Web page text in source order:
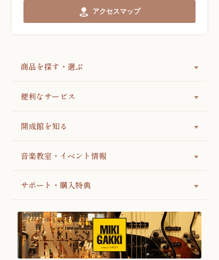
アクセスマップ
商品を探す・選ぶ
便利なサービス
開成館を知る
音楽教室・イベント情報
サポート・購入特典